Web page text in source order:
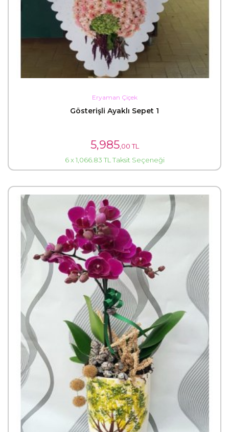
Eryaman Çiçek
Gösterişli Ayaklı Sepet 1
5,985,00 TL
6 x 1,066.83 TL Taksit Seçeneği